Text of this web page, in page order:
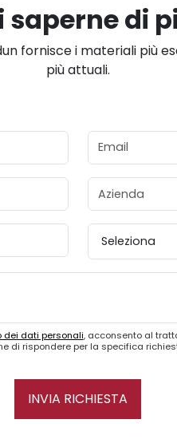
saperne di
fornisce i materiali più
più attuali.
Email
Azienda
Provincia
dati personali, acconsento al
di rispondere per la specifica
INVIA RICHIESTA